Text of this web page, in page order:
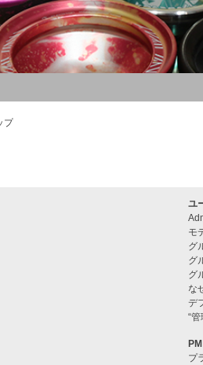
プ
ユ
モ
グ
グ
グ
な
デ
“
プ